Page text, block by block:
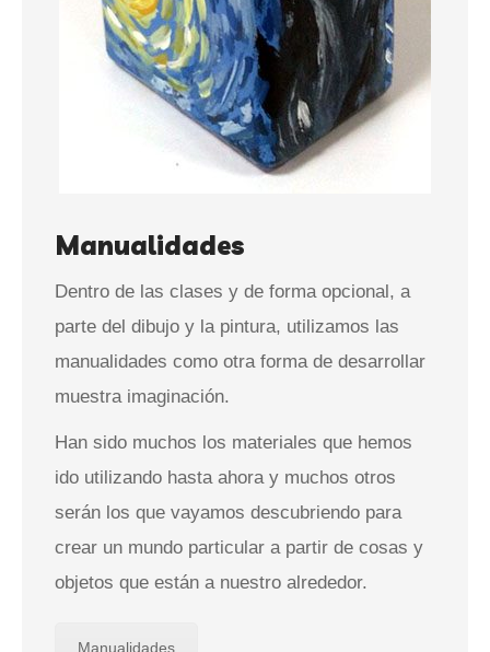
Manualidades
Dentro de las clases y de forma opcional, a
parte del dibujo y la pintura, utilizamos las
manualidades como otra forma de desarrollar
muestra imaginación.
Han sido muchos los materiales que hemos
ido utilizando hasta ahora y muchos otros
serán los que vayamos descubriendo para
crear un mundo particular a partir de cosas y
objetos que están a nuestro alrededor.
Manualidades